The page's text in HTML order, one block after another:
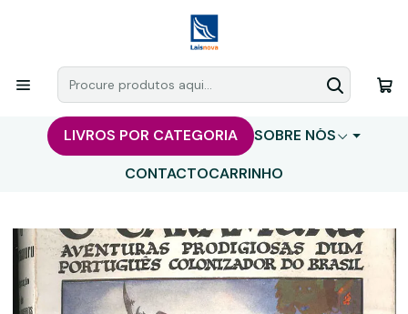
LIVROS POR CATEGORIA
SOBRE NÓS
CONTACTOCARRINHO